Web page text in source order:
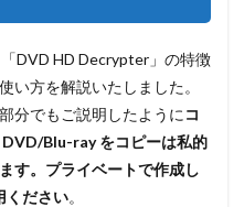
DVD HD Decrypter」の特徴
い方を解説いたしました。
分でもご説明したように コ
Blu-ray をコピーは私的
す。プライベートで作成し
ください。